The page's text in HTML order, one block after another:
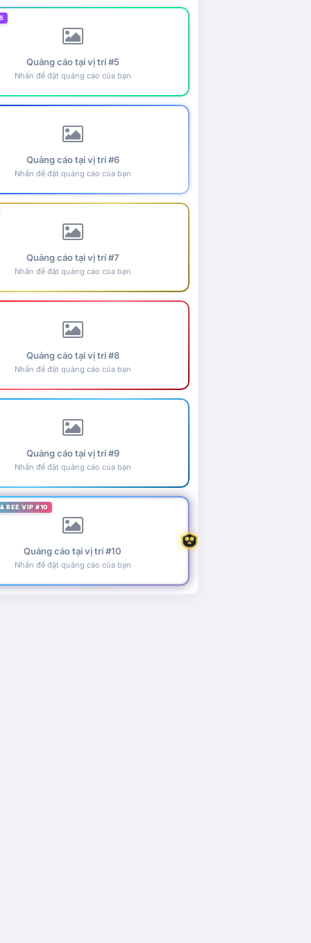
Quảng cáo tại vị trí #5
Nhấn để đặt quảng cáo của bạn
Quảng cáo tại vị trí #6
Nhấn để đặt quảng cáo của bạn
Quảng cáo tại vị trí #7
Nhấn để đặt quảng cáo của bạn
Quảng cáo tại vị trí #8
Nhấn để đặt quảng cáo của bạn
Quảng cáo tại vị trí #9
Nhấn để đặt quảng cáo của bạn
BEE VIP #10
Quảng cáo tại vị trí #10
Nhấn để đặt quảng cáo của bạn